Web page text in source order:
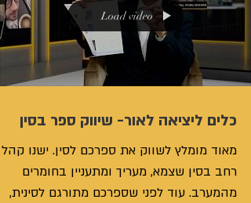
Load video
כלים ליציאה לאור- שיווק ספר בסין
מאוד מומלץ לשווק את ספרכם לסין. ישנו קהל
רחב בסין שצמא, מעריך ומתעניין בחומרים
מהמערב. עוד לפני שספרכם מתורגם לסינית,